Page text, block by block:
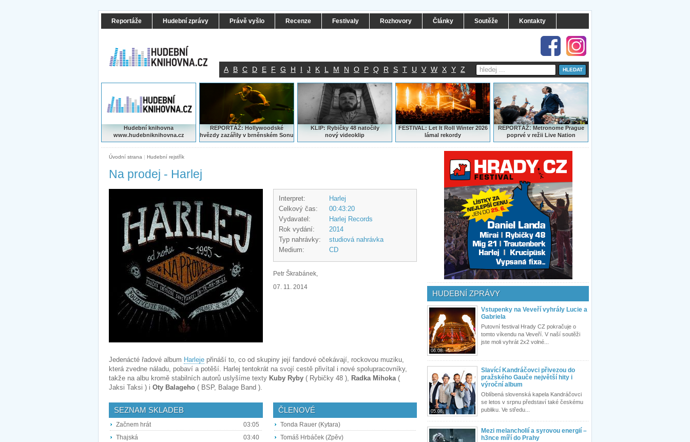
Reportáže Hudební zprávy Právě vyšlo Recenze Festivaly Rozhovory Články Soutěže Kontakty
A B C D E F G H I J K L M N O P Q R S T U V W X Y Z
Hudební knihovna
www.hudebniknihovna.cz
REPORTÁŽ: Hollywoodské
hvězdy zazářily v brněnském Sonu
KLIP: Rybičky 48 natočily
nový videoklip
FESTIVAL: Let It Roll Winter 2026
lámal rekordy
REPORTÁŽ:Metronome Prague
poprvé v režii Live Nation
Úvodní strana | Hudební rejstřík
Na prodej - Harlej
Interpret:
Harlej
Celkový čas:
00:43:20
Vydavatel:
Harlej Records
Rok vydání:
2014
Typ nahrávky:
studiová nahrávka
Medium:
CD
Petr Škrabánek,
07. 11. 2014
Jedenácté řadové album Harleje přináší to, co od skupiny její fandové očekávají, rockovou muziku,
která zvedne náladu, pobaví a potěší. Harlej tentokrát na svojí cestě přivítal i nové spolupracovníky,
takže na albu kromě stabilních autorů uslyšíme texty Kuby Ryby ( Rybičky 48 ), Radka Mihoka(
Jaksi Taksi ) i Oty Balageho ( BSP, Balage Band ).
SEZNAM SKLADEB
Začnem hrát
03:05
Thajská
03:40
ČLENOVÉ
Tonda Rauer (Kytara)
Tomáš Hrbáček (Zpěv)
HUDEBNÍ ZPRÁVY
06.08.
Vstupenky na Veveří vyhrály Lucie a
Gabriela
Putovní festival Hrady CZ pokračuje o
tomto víkendu na Veveří. V naší soutěži
jste moli vyhrát 2x2 volné...
05.08.
Slavící Kandráčovci přivezou do
pražského Gauče největší hity i
výroční album
Oblíbená slovenská kapela Kandráčovci
se letos v srpnu představí také českému
publiku. Ve středu...
Mezi melancholií a syrovou energií –
h3nce míří do Prahy